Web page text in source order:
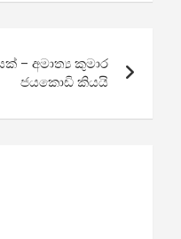
– අමාත්‍ය කුමාර
ජයකොඩි කියයි